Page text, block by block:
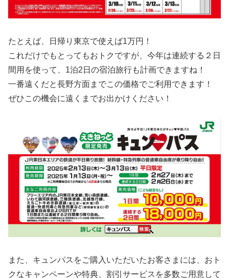
たとえば、日帰り東京で使えば1万円！
これだけでもとってもおトクですが、今年は連続する２日
間用を使って、1泊2日の宿泊旅行も計画できますね！
一番遠くだと長野方面までこの価格でご利用できます！
ぜひこの機会に遠くまでお出かけください！
また、キュンパスをご購入いただいたお客さまには、おト
クなキャンペーンや特典、割引サービスを多数ご用意して